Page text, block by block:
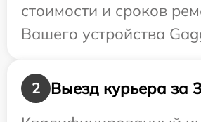
стоимости и сроков
Вашего устройства
2
Выезд курьера за